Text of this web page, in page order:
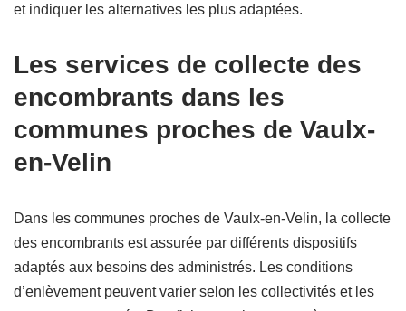
et indiquer les alternatives les plus adaptées.
Les services de collecte des
encombrants dans les
communes proches de Vaulx-
en-Velin
Dans les communes proches de Vaulx-en-Velin, la collecte
des encombrants est assurée par différents dispositifs
adaptés aux besoins des administrés. Les conditions
d’enlèvement peuvent varier selon les collectivités et les